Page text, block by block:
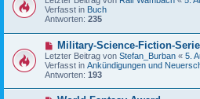
e
i
t
a
g
u
e
r
B
e
i
t
r
g
Verfasst in Buch
Antworten: 235
N
e
u
e
r
B
Military-Science-Fiction-
Letzter Beitrag von Stefan_Burban « 5.
Verfasst in Ankündigungen und
Antworten: 193